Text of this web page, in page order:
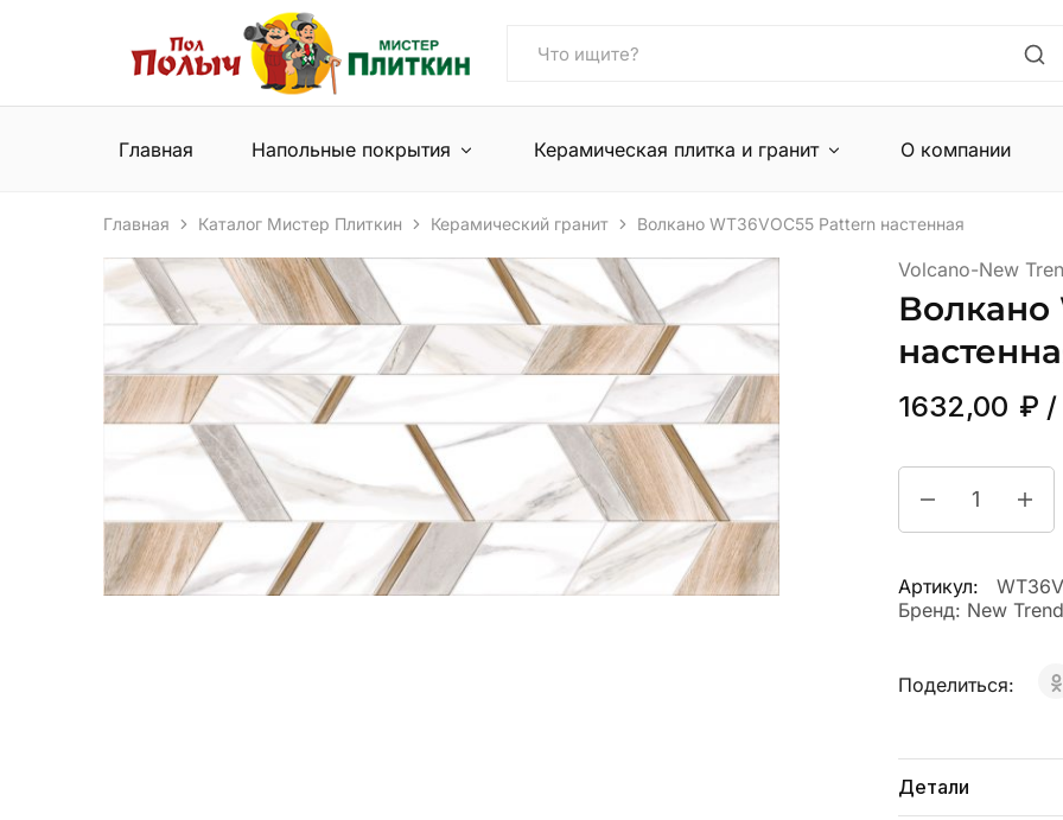
Пол
Полыч
Плиткин
Сеть
магазинов
и
керамической
Главная Напольные покрытия Керамическая плитка и гранит О компании
Главная Каталог Мистер Плиткин Керамический гранит Волкано WT36VOC55 Pattern настенная
Volcano-New
Волкано
1632,00 ₽ /
Артикул:
Бренд: New Trend
Поделиться:
Детали